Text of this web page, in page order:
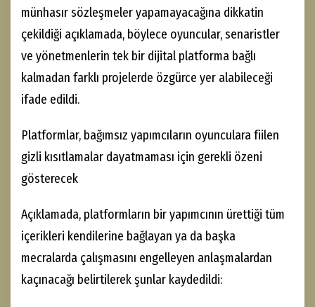
münhasır sözleşmeler yapamayacağına dikkatin
çekildiği açıklamada, böylece oyuncular, senaristler
ve yönetmenlerin tek bir dijital platforma bağlı
kalmadan farklı projelerde özgürce yer alabileceği
ifade edildi.
Platformlar, bağımsız yapımcıların oyunculara fiilen
gizli kısıtlamalar dayatmaması için gerekli özeni
gösterecek
Açıklamada, platformların bir yapımcının ürettiği tüm
içerikleri kendilerine bağlayan ya da başka
mecralarda çalışmasını engelleyen anlaşmalardan
kaçınacağı belirtilerek şunlar kaydedildi: